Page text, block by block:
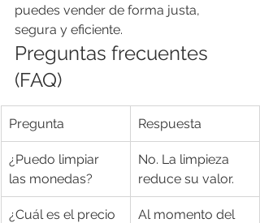
puedes vender de forma justa,
segura y eficiente.
Preguntas frecuentes
(FAQ)
Pregunta Respuesta
¿Puedo limpiar
las monedas?
No. La limpieza
reduce su valor.
¿Cuál es el precio
Al momento del